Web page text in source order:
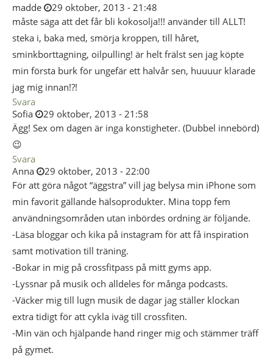
madde
29 oktober, 2013 - 21:48
måste säga att det får bli kokosolja!!! använder till ALLT!
steka i, baka med, smörja kroppen, till håret,
sminkborttagning, oilpulling! är helt frälst sen jag köpte
min första burk för ungefär ett halvår sen, huuuur klarade
jag mig innan!?!
Svara
Sofia
29 oktober, 2013 - 21:58
Ägg! Sex om dagen är inga konstigheter. (Dubbel innebörd)
😉
Svara
Anna
29 oktober, 2013 - 22:00
För att göra något “äggstra” vill jag belysa min iPhone som
min favorit gällande hälsoprodukter. Mina topp fem
användningsområden utan inbördes ordning är följande.
-Läsa bloggar och kika på instagram för att få inspiration
samt motivation till träning.
-Bokar in mig på crossfitpass på mitt gyms app.
-Lyssnar på musik och alldeles för många podcasts.
-Väcker mig till lugn musik de dagar jag ställer klockan
extra tidigt för att cykla iväg till crossfiten.
-Min vän och hjälpande hand ringer mig och stämmer träff
på gymet.